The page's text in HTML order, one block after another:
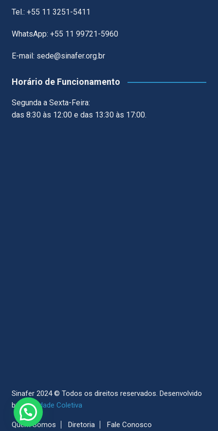
Tel.: +55 11 3251-5411
WhatsApp: +55 11 99721-5960
E-mail: sede@sinafer.org.br
Horário de Funcionamento
Segunda a Sexta-Feira:
das 8:30 às 12:00 e das 13:30 às 17:00.
Sinafer 2024 © Todos os direitos reservados. Desenvolvido
bySociedade Coletiva
Quem Somos Diretoria Fale Conosco